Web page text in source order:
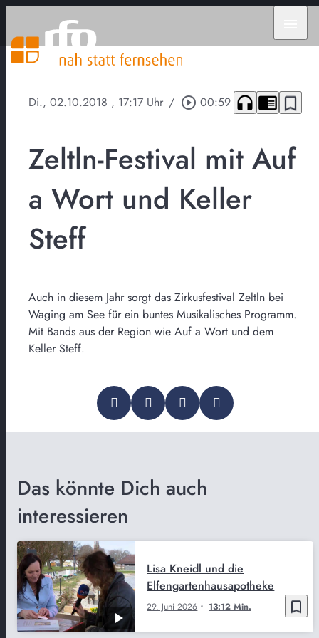
Di., 02.10.2018 , 17:17 Uhr / play_circle_outline 00:59 headphones chrome_reader_mode bookmark_border
Zeltln-Festival mit Auf
a Wort und Keller
Steff
Auch in diesem Jahr sorgt das Zirkusfestival Zeltln bei
Waging am See für ein buntes Musikalisches Programm.
Mit Bands aus der Region wie Auf a Wort und dem
Keller Steff.
Das könnte Dich auch
interessieren
bookmark_border
29. Juni 2026 13:12 Min.
Lisa Kneidl und die
Elfengartenhausapotheke